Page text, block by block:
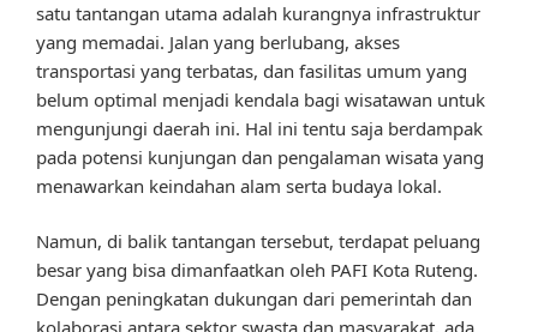
satu tantangan utama adalah kurangnya infrastruktur
yang memadai. Jalan yang berlubang, akses
transportasi yang terbatas, dan fasilitas umum yang
belum optimal menjadi kendala bagi wisatawan untuk
mengunjungi daerah ini. Hal ini tentu saja berdampak
pada potensi kunjungan dan pengalaman wisata yang
menawarkan keindahan alam serta budaya lokal.
Namun, di balik tantangan tersebut, terdapat peluang
besar yang bisa dimanfaatkan oleh PAFI Kota Ruteng.
Dengan peningkatan dukungan dari pemerintah dan